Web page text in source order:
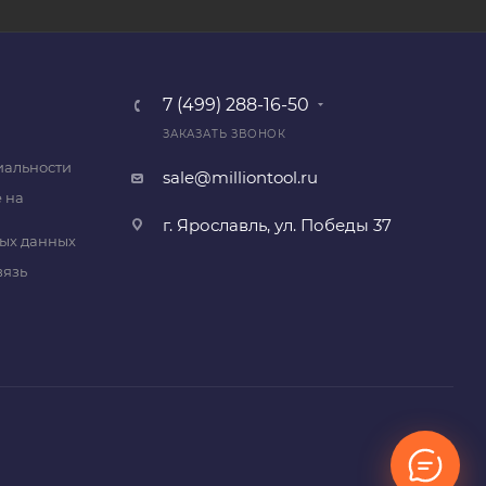
на
данных
7 (499) 288-16-50
ЗАКАЗАТЬ ЗВОНОК
sale@milliontool.ru
г. Ярославль, ул. Победы 37